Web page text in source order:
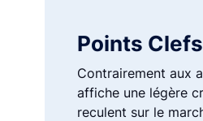
Points Clefs
Contrairement aux
affiche une légère
reculent sur le